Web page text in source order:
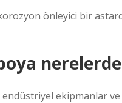
önleyici bir
nerelerde
ekipmanlar